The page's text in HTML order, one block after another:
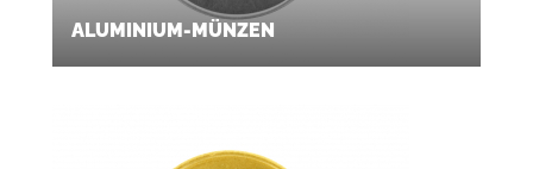
ALUMINIUM-MÜNZEN